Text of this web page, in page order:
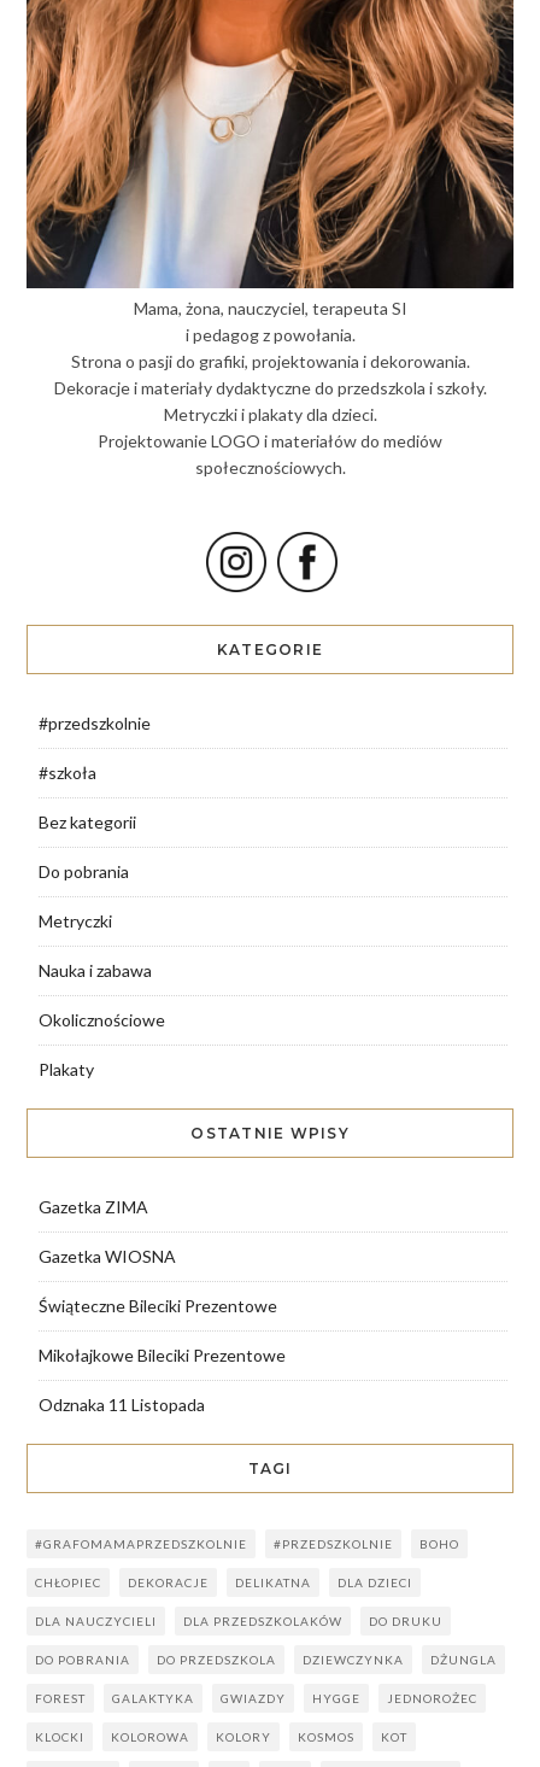
Mama, żona, nauczyciel, terapeuta SI
i pedagog z powołania.
Strona o pasji do grafiki, projektowania i dekorowania.
Dekoracje i materiały dydaktyczne do przedszkola i szkoły.
Metryczki i plakaty dla dzieci.
Projektowanie LOGO i materiałów do mediów
społecznościowych.
KATEGORIE
#przedszkolnie
#szkoła
Bez kategorii
Do pobrania
Metryczki
Nauka i zabawa
Okolicznościowe
Plakaty
OSTATNIE WPISY
Gazetka ZIMA
Gazetka WIOSNA
Świąteczne Bileciki Prezentowe
Mikołajkowe Bileciki Prezentowe
Odznaka 11 Listopada
TAGI
#GRAFOMAMAPRZEDSZKOLNIE #PRZEDSZKOLNIE BOHO
CHŁOPIEC DEKORACJE DELIKATNA DLA DZIECI
DLA NAUCZYCIELI DLA PRZEDSZKOLAKÓW DO DRUKU
DO POBRANIA DO PRZEDSZKOLA DZIEWCZYNKA DŻUNGLA
FOREST GALAKTYKA GWIAZDY HYGGE JEDNOROŻEC
KLOCKI KOLOROWA KOLORY KOSMOS KOT